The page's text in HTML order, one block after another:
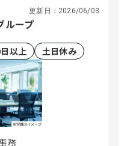
更新日： 2026/06/03
ループ
以上 土日休み
務